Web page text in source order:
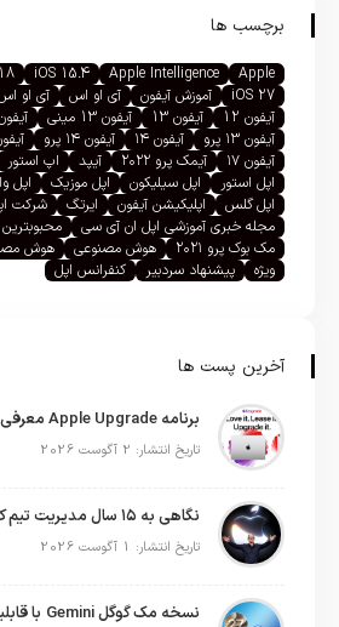
برچسب ها
Apple
Apple Intelligence
iOS 15.4
iOS 27
آموزش آیفون آی او اس آی او اس
آیفون 12
آیفون 13 آیفون 13 مینی
آیفون 13 پرو
آیفون ۱۳ پرو
آیفون ۱۴ آیفون ۱۴ پرو آیفون
آیفون ۱۷
آیمک پرو ۲۰۲۲ آیپد اپ استور
اپل استور
اپل سیلیکون اپل موزیک اپل
اپل گلس
اپلیکیشن آیفون ایرتگ شرکت
مجله خبری آموزشی اپل ان آی سی
مک بوک پرو ۲۰۲۱
هوش مصنوعی هوش
ویژه
پیشنهاد سردبیر کنفرانس اپل
آخرین پست ها
تاریخ انتشار: 2 آگوست 2026
نگاهی به ۱۵ سال مدیریت تیم کوک در اپل
تاریخ انتشار: 1 آگوست 2026